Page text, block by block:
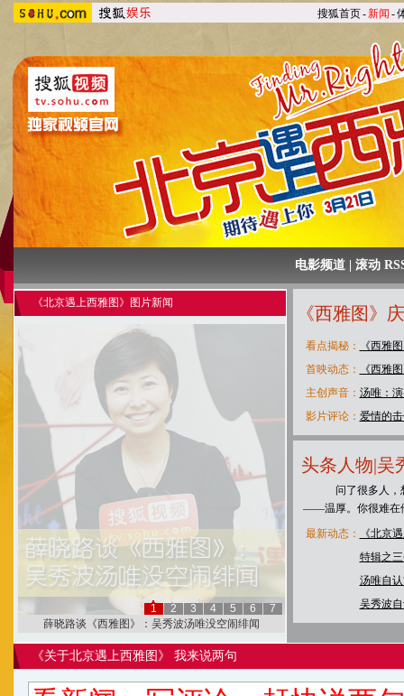
搜狐首页-新闻 -
电影频道 滚动
《北京遇上西雅图》图片新闻
1 2 3 4 5 6
7
薛晓路谈《西雅图》：吴秀波汤唯没空闹绯闻
《西雅图》
看点揭秘：
《西雅
首映动态：
《西雅
主创声音： 汤唯：
影片评论： 爱情的
头条人物|吴
问了很多人，想
——温厚。你很难在
最新动态：
《北京
特辑之
汤唯自
吴秀波
《关于北京遇上西雅图》 我来说两句